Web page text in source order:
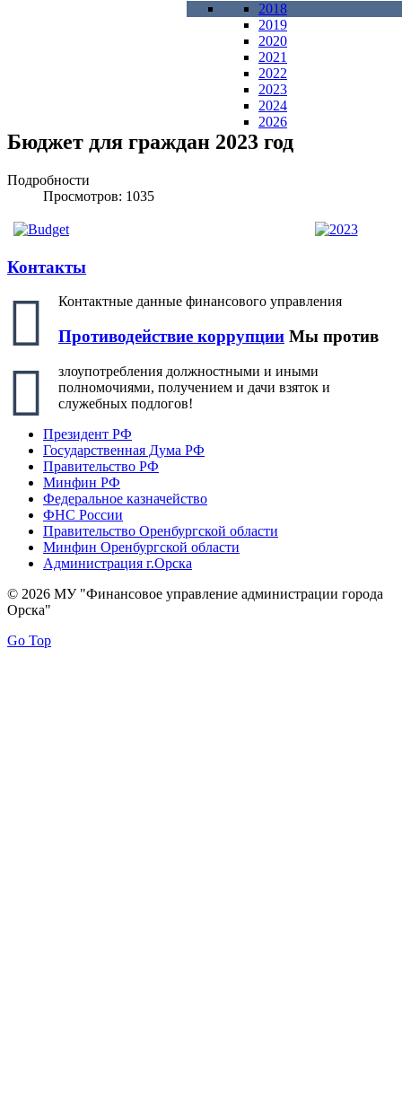
2018
2019
2020
2021
2022
2023
2024
2026
Бюджет для граждан 2023 год
Подробности
Просмотров: 1035
Контакты
Контактные данные финансового управления
Противодействие коррупции Мы против
злоупотребления должностными и иными
полномочиями, получением и дачи взяток и
служебных подлогов!
Президент РФ
Государственная Дума РФ
Правительство РФ
Минфин РФ
Федеральное казначейство
ФНС России
Правительство Оренбургской области
Минфин Оренбургской области
Администрация г.Орска
© 2026 МУ "Финансовое управление администрации города
Орска"
Go Top